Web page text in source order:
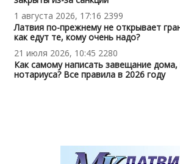
1 августа 2026, 17:16 2399
Латвия по-прежнему не открывает
как едут те, кому очень надо?
21 июля 2026, 10:45 2280
Как самому написать завещание дома,
нотариуса? Все правила в 2026 году